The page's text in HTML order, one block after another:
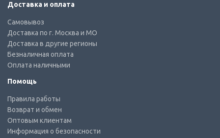
Доставка и оплата
Самовывоз
Доставка по г. Москва и МО
Доставка в другие регионы
Безналичная оплата
Оплата наличными
Помощь
Правила работы
Возврат и обмен
Оптовым клиентам
Информация о безопасности